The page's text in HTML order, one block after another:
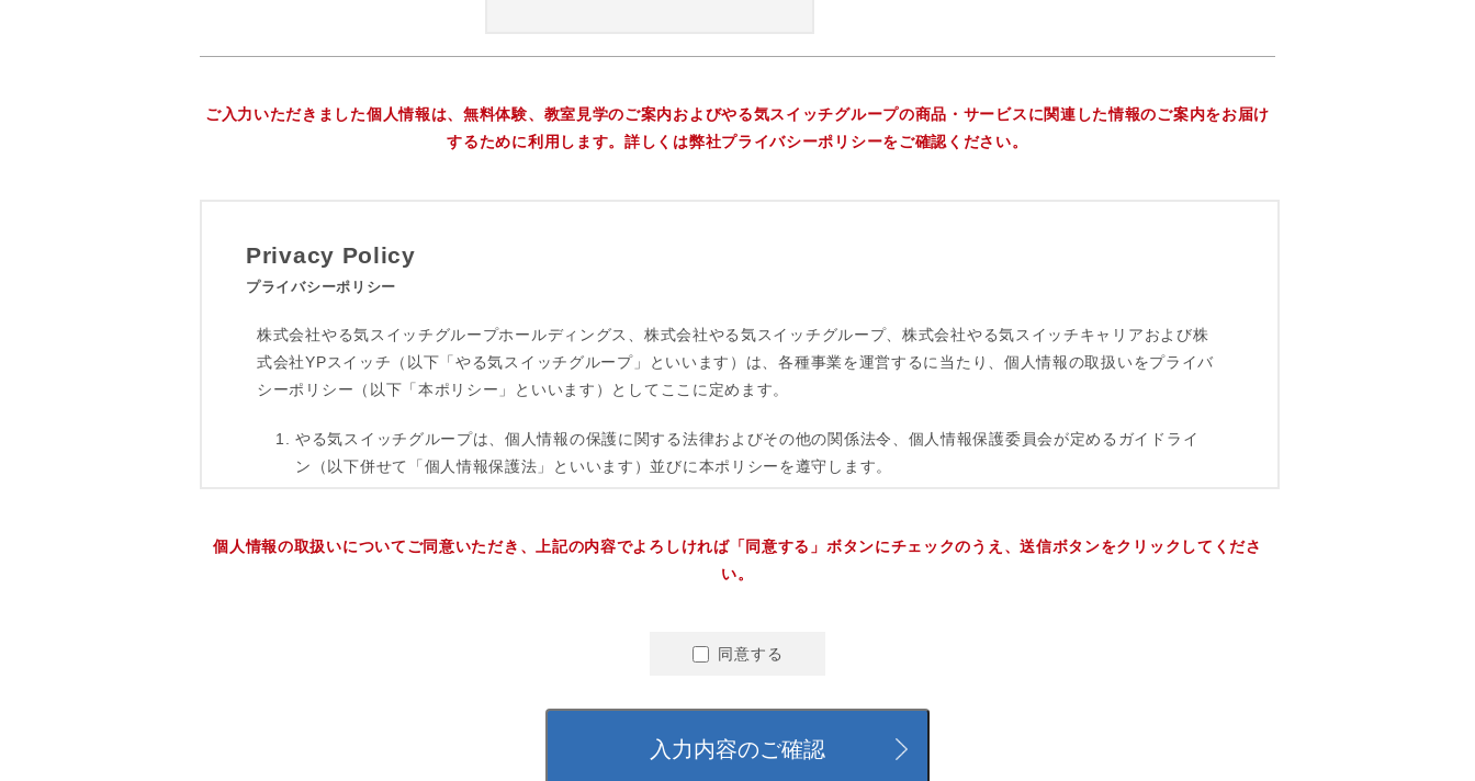
ご入力いただきました個人情報は、無料体験、教室見学のご案内およびやる気スイッチグループの商品・サービスに関連した情報のご案内をお届け
するために利用します。詳しくは弊社プライバシーポリシーをご確認ください。
個人情報の取扱いについてご同意いただき、上記の内容でよろしければ「同意する」ボタンにチェックのうえ、送信ボタンをクリックしてくださ
い。
同意する